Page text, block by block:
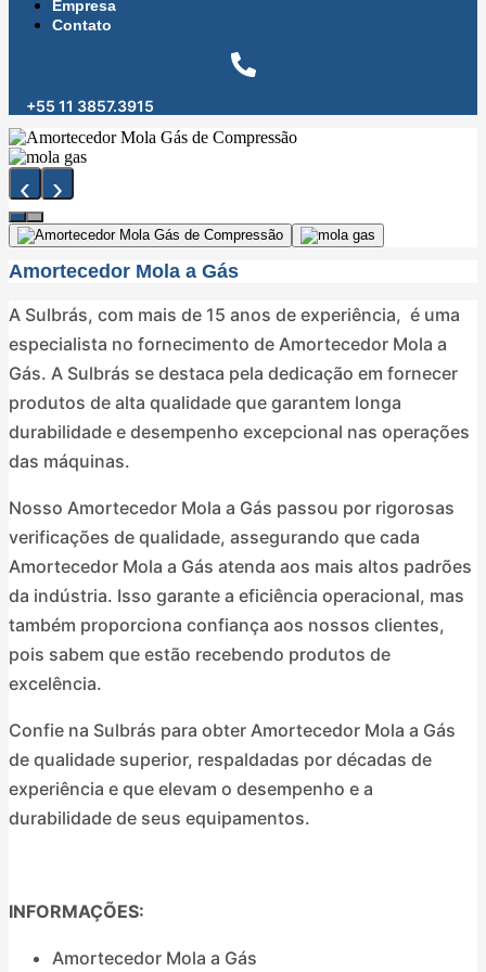
263
Empresa
Contato
+55 11 3857.3915
‹ ›
Amortecedor Mola a Gás
A Sulbrás, com mais de 15 anos de experiência, é uma
especialista no fornecimento de Amortecedor Mola a
Gás. A Sulbrás se destaca pela dedicação em fornecer
produtos de alta qualidade que garantem longa
durabilidade e desempenho excepcional nas operações
das máquinas.
Nosso Amortecedor Mola a Gás passou por rigorosas
verificações de qualidade, assegurando que cada
Amortecedor Mola a Gás atenda aos mais altos padrões
da indústria. Isso garante a eficiência operacional, mas
também proporciona confiança aos nossos clientes,
pois sabem que estão recebendo produtos de
excelência.
Confie na Sulbrás para obter Amortecedor Mola a Gás
de qualidade superior, respaldadas por décadas de
experiência e que elevam o desempenho e a
durabilidade de seus equipamentos.
INFORMAÇÕES:
Amortecedor Mola a Gás